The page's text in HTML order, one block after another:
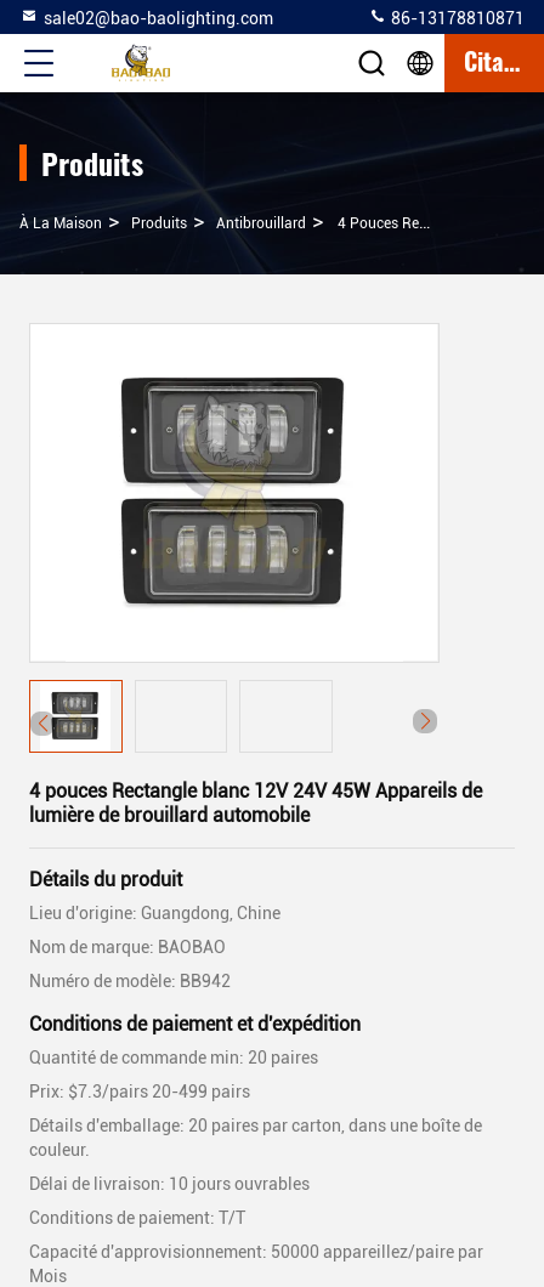
sale02@bao-baolighting.com 86-13178810871
Citation
Produits
À La Maison > Produits > Antibrouillard > 4 Pouces Rectangle Blanc 12V 24V 45W Appareils De Lumière De Brouillard Automobile
4 pouces Rectangle blanc 12V 24V 45W Appareils de
lumière de brouillard automobile
Détails du produit
Lieu d'origine: Guangdong, Chine
Nom de marque: BAOBAO
Numéro de modèle: BB942
Conditions de paiement et d'expédition
Quantité de commande min: 20 paires
Prix: $7.3/pairs 20-499 pairs
Détails d'emballage: 20 paires par carton, dans une boîte de
couleur.
Délai de livraison: 10 jours ouvrables
Conditions de paiement: T/T
Capacité d'approvisionnement: 50000 appareillez/paire par
Mois